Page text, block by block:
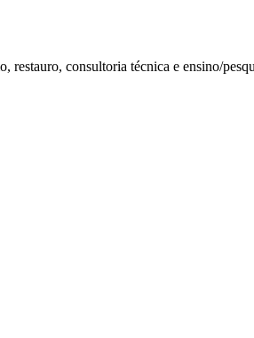
restauro, consultoria técnica e ensino/